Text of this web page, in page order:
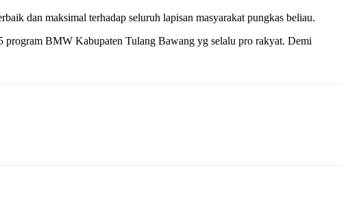
dan maksimal terhadap seluruh lapisan masyarakat pungkas beliau.
program BMW Kabupaten Tulang Bawang yg selalu pro rakyat. Demi